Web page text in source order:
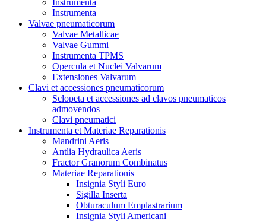
Instrumenta
Instrumenta
Valvae pneumaticorum
Valvae Metallicae
Valvae Gummi
Instrumenta TPMS
Opercula et Nuclei Valvarum
Extensiones Valvarum
Clavi et accessiones pneumaticorum
Sclopeta et accessiones ad clavos pneumaticos
admovendos
Clavi pneumatici
Instrumenta et Materiae Reparationis
Mandrini Aeris
Antlia Hydraulica Aeris
Fractor Granorum Combinatus
Materiae Reparationis
Insignia Styli Euro
Sigilla Inserta
Obturaculum Emplastrarium
Insignia Styli Americani